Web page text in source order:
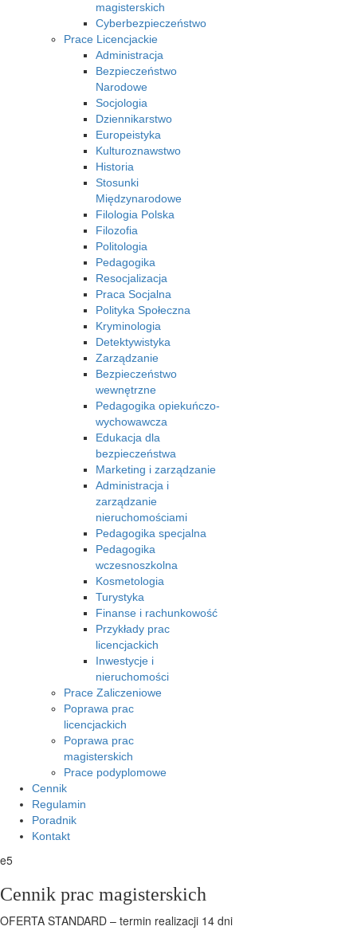
magisterskich
Cyberbezpieczeństwo
Prace Licencjackie
Administracja
Bezpieczeństwo
Narodowe
Socjologia
Dziennikarstwo
Europeistyka
Kulturoznawstwo
Historia
Stosunki
Międzynarodowe
Filologia Polska
Filozofia
Politologia
Pedagogika
Resocjalizacja
Praca Socjalna
Polityka Społeczna
Kryminologia
Detektywistyka
Zarządzanie
Bezpieczeństwo
wewnętrzne
Pedagogika opiekuńczo-
wychowawcza
Edukacja dla
bezpieczeństwa
Marketing i zarządzanie
Administracja i
zarządzanie
nieruchomościami
Pedagogika specjalna
Pedagogika
wczesnoszkolna
Kosmetologia
Turystyka
Finanse i rachunkowość
Przykłady prac
licencjackich
Inwestycje i
nieruchomości
Prace Zaliczeniowe
Poprawa prac
licencjackich
Poprawa prac
magisterskich
Prace podyplomowe
Cennik
Regulamin
Poradnik
Kontakt
e5
Cennik prac magisterskich
OFERTA STANDARD – termin realizacji 14 dni